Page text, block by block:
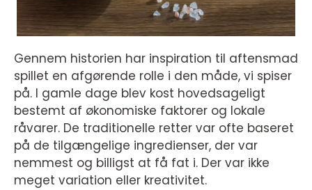
Gennem historien har inspiration til aftensmad
spillet en afgørende rolle i den måde, vi spiser
på. I gamle dage blev kost hovedsageligt
bestemt af økonomiske faktorer og lokale
råvarer. De traditionelle retter var ofte baseret
på de tilgængelige ingredienser, der var
nemmest og billigst at få fat i. Der var ikke
meget variation eller kreativitet.